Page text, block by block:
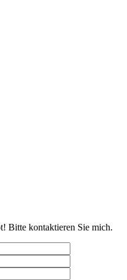
Bitte kontaktieren Sie mich.